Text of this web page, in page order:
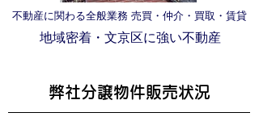
不動産に関わる全般業務 売買・仲介・買取・賃貸
地域密着・​文京区に強い不動産
​弊社分譲物件販売状況